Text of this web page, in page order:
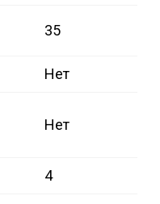
35
Нет
Нет
4